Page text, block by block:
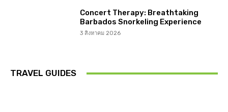
Concert Therapy: Breathtaking
Barbados Snorkeling Experience
3 สิงหาคม 2026
TRAVEL GUIDES